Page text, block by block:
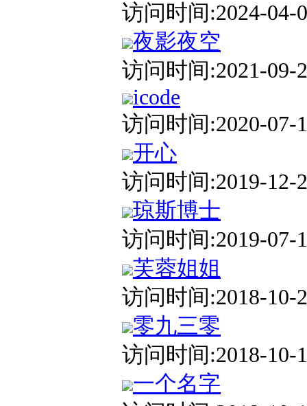
访问时间:2024-04-
夜影夜空
访问时间:2021-09-
icode
访问时间:2020-07-
开心
访问时间:2019-12-
琼斯博士
访问时间:2019-07-
芙蓉姐姐
访问时间:2018-10-
零九三零
访问时间:2018-10-
一个名字